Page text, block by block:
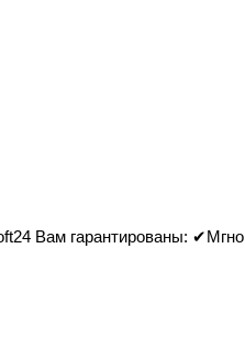
Вам гарантированы: